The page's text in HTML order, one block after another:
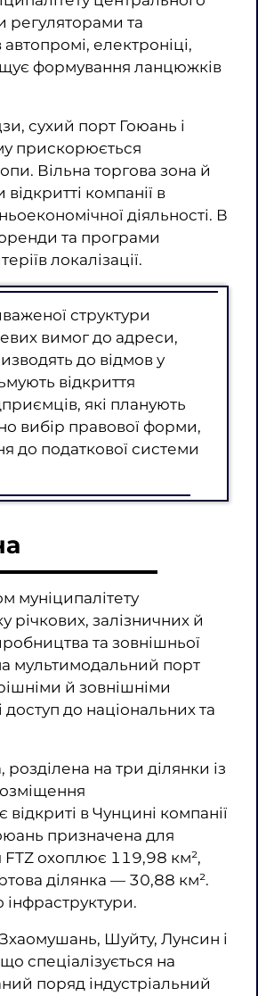
регуляторами та
електроніці,
формування ланцюжків
сухий порт Гоюань і
прискорюється
Вільна торгова зона й
компанії в
діяльності. В
та програми
локалізації.
структури
вимог до адреси,
до відмов у
відкриття
які планують
вибір правової форми,
до податкової системи
муніципалітету
річкових, залізничних й
та зовнішньої
мультимодальний порт
й зовнішніми
до національних та
на три ділянки із
в Чунцині компанії
призначена для
FTZ охоплює 119,98 км²,
ділянка — 30,88 км².
Шуйту, Лунсин і
спеціалізується на
поряд індустріальний